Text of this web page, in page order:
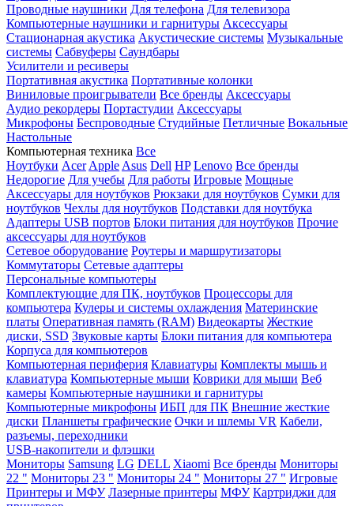
Проводные наушники Для телефона Для телевизора
Компьютерные наушники и гарнитуры Аксессуары
Стационарная акустика Акустические системы Музыкальные
системы Сабвуферы Саундбары
Усилители и ресиверы
Портативная акустика Портативные колонки
Виниловые проигрыватели Все бренды Аксессуары
Аудио рекордеры Портастудии Аксессуары
Микрофоны Беспроводные Студийные Петличные Вокальные
Настольные
Компьютерная техника Все
Ноутбуки Acer Apple Asus Dell HP Lenovo Все бренды
Недорогие Для учебы Для работы Игровые Мощные
Аксессуары для ноутбуков Рюкзаки для ноутбуков Сумки для
ноутбуков Чехлы для ноутбуков Подставки для ноутбука
Адаптеры USB портов Блоки питания для ноутбуков Прочие
аксессуары для ноутбуков
Сетевое оборудование Роутеры и маршрутизаторы
Коммутаторы Сетевые адаптеры
Персональные компьютеры
Комплектующие для ПК, ноутбуков Процессоры для
компьютера Кулеры и системы охлаждения Материнские
платы Оперативная память (RAM) Видеокарты Жесткие
диски, SSD Звуковые карты Блоки питания для компьютера
Корпуса для компьютеров
Компьютерная периферия Клавиатуры Комплекты мышь и
клавиатура Компьютерные мыши Коврики для мыши Веб
камеры Компьютерные наушники и гарнитуры
Компьютерные микрофоны ИБП для ПК Внешние жесткие
диски Планшеты графические Очки и шлемы VR Кабели,
разъемы, переходники
USB-накопители и флэшки
Мониторы Samsung LG DELL Xiaomi Все бренды Мониторы
22 " Мониторы 23 " Мониторы 24 " Мониторы 27 " Игровые
Принтеры и МФУ Лазерные принтеры МФУ Картриджи для